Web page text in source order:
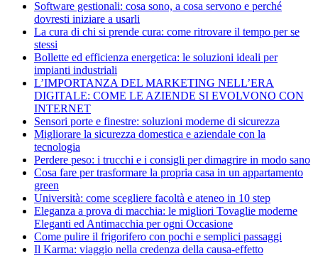
Software gestionali: cosa sono, a cosa servono e perché
dovresti iniziare a usarli
La cura di chi si prende cura: come ritrovare il tempo per se
stessi
Bollette ed efficienza energetica: le soluzioni ideali per
impianti industriali
L’IMPORTANZA DEL MARKETING NELL’ERA
DIGITALE: COME LE AZIENDE SI EVOLVONO CON
INTERNET
Sensori porte e finestre: soluzioni moderne di sicurezza
Migliorare la sicurezza domestica e aziendale con la
tecnologia
Perdere peso: i trucchi e i consigli per dimagrire in modo sano
Cosa fare per trasformare la propria casa in un appartamento
green
Università: come scegliere facoltà e ateneo in 10 step
Eleganza a prova di macchia: le migliori Tovaglie moderne
Eleganti ed Antimacchia per ogni Occasione
Come pulire il frigorifero con pochi e semplici passaggi
Il Karma: viaggio nella credenza della causa-effetto